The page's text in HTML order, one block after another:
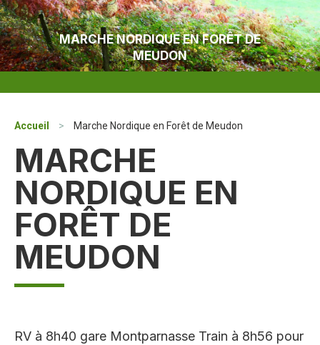
MARCHE NORDIQUE EN FORÊT DE
MEUDON
Accueil > Marche Nordique en Forêt de Meudon
MARCHE
NORDIQUE EN
FORÊT DE
MEUDON
RV à 8h40 gare Montparnasse Train à 8h56 pour